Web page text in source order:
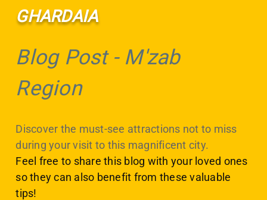
GHARDAIA
Blog Post- M'zab
Region
Discover the must-see attractions not to miss
during your visit to this magnificent city.
Feel free to share this blog with your loved ones
so they can also benefit from these valuable
tips!